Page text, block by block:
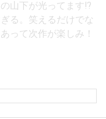
山下が光ってます⁉︎
る。笑えるだけでな
って次作が楽しみ！